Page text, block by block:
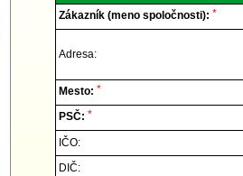
Zákazník (meno spoločnosti): *
Adresa:
Mesto: *
PSČ: *
IČO:
DIČ: